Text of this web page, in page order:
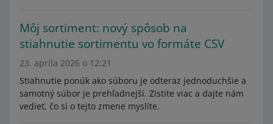
Môj sortiment: nový spôsob na
stiahnutie sortimentu vo formáte CSV
23. apríla 2026 o 12:21
Stiahnutie ponúk ako súboru je odteraz jednoduchšie a
samotný súbor je prehľadnejší. Zistite viac a dajte nám
vedieť, čo si o tejto zmene myslíte.